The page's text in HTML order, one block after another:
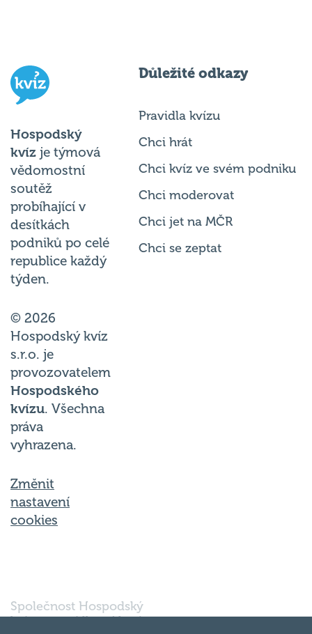
Hospodský
kvíz je týmová
vědomostní
soutěž
probíhající v
desítkách
podniků po celé
republice každý
týden.
© 2026
Hospodský kvíz
s.r.o. je
provozovatelem
Hospodského
kvízu. Všechna
práva
vyhrazena.
Změnit
nastavení
cookies
Důležité odkazy
Pravidla kvízu
Chci hrát
Chci kvíz ve svém podniku
Chci moderovat
Chci jet na MČR
Chci se zeptat
Společnost Hospodský
kvíz s.r.o., sídlem Nové